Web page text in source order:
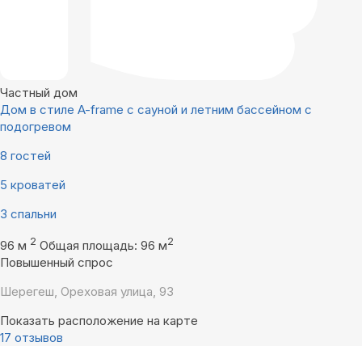
Частный дом
Дом в стиле A-frame с сауной и летним бассейном с
подогревом
8 гостей
5 кроватей
3 спальни
96 м 2 Общая площадь: 96 м2
Повышенный спрос
Шерегеш, Ореховая улица, 93
Показать расположение на карте
17 отзывов